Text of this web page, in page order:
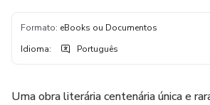
Formato: eBooks ou Documentos
Idioma: Português
Uma obra literária centenária única e